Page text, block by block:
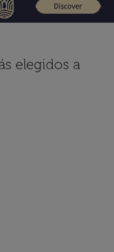
elegidos a